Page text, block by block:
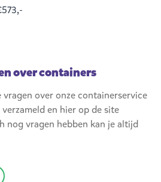
over containers
vragen over onze containerservice
en hier op de site
nog vragen hebben kan je altijd